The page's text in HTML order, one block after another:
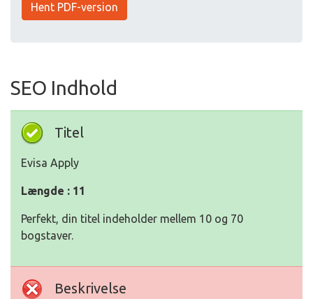
Hent PDF-version
SEO Indhold
Titel
Evisa Apply
Længde : 11
Perfekt, din titel indeholder mellem 10 og 70
bogstaver.
Beskrivelse